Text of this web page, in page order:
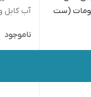
اتومات (ست
آب کابل
ناموجود